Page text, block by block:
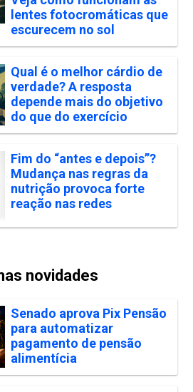
lentes fotocromáticas que
escurecem no sol
Qual é o melhor cárdio de
verdade? A resposta
depende mais do objetivo
do que do exercício
Fim do “antes e depois”?
Mudança nas regras da
nutrição provoca forte
reação nas redes
novidades
Senado aprova Pix Pensão
para automatizar
pagamento de pensão
alimentícia